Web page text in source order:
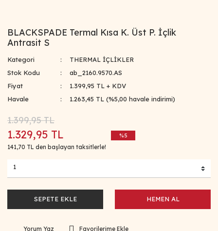
BLACKSPADE Termal Kısa K. Üst P. İçlik
Antrasit S
Kategori
THERMAL İÇLİKLER
Stok Kodu
ab_2160.9570.AS
Fiyat
1.399,95 TL + KDV
Havale
1.263,45 TL (%5,00 havale indirimi)
1.399,95 TL
1.329,95 TL
141,70 TL den başlayan taksitlerle!
%5
SEPETE EKLE HEMEN AL
Yorum Yaz